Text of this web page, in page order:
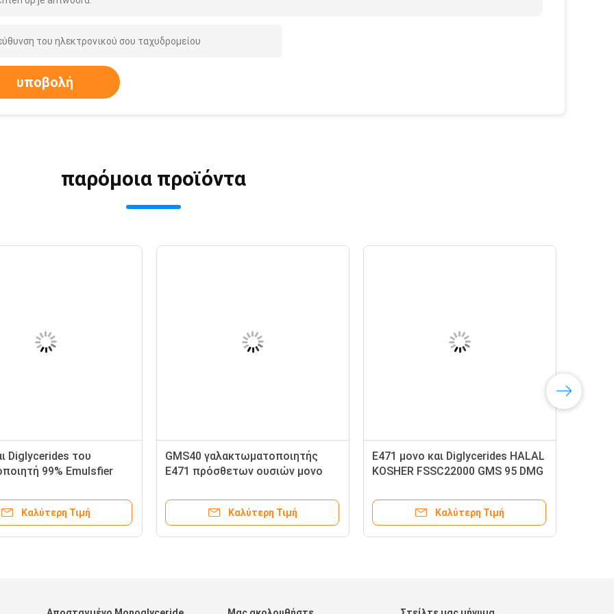
υποβολή
παρόμοια προϊόντα
Diglycerides του
99% Emulsfier
Καλύτερη Τιμή
GMS40 γαλακτωματοποιητής
E471 πρόσθετων ουσιών μονο
κτυπώντας κρέμα
Καλύτερη Τιμή
E471 μονο και Diglycerides HALAL
KOSHER FSSC22000 GMS 95 DMG
Καλύτερη Τιμή